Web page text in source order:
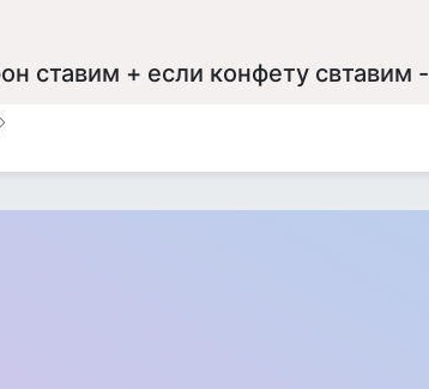
ставим + если конфету свтавим -